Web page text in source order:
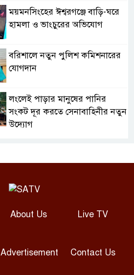
ময়মনসিংহের ঈশ্বরগঞ্জে বাড়ি-ঘরে
হামলা ও ভাংচুরের অভিযোগ
বরিশালে নতুন পুলিশ কমিশনারের
যোগদান
লংলেই পাড়ার মানুষের পানির
সংকট দূর করতে সেনাবাহিনীর নতুন
উদ্যোগ
সম্ভাবনা বিষয়ক নাগরিক সংলাপ
মহিষমারা কলেজের শিক্ষার্থীদের
উন্নত দেশগুলোতে এআইয়ে চাকরি
About Us Live TV
Advertisement Contact Us